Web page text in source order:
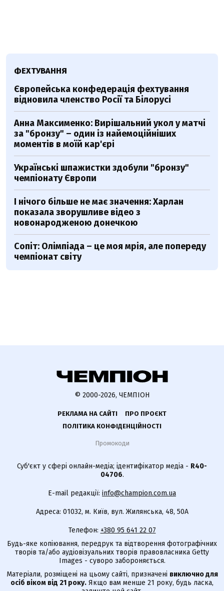
ФЕХТУВАННЯ
Європейська конфедерація фехтування
відновила членство Росії та Білорусі
Анна Максименко: Вирішальний укол у матчі
за "бронзу" – один із найемоційніших
моментів в моїй кар'єрі
Українські шпажистки здобули "бронзу"
чемпіонату Європи
І нічого більше не має значення: Харлан
показала зворушливе відео з
новонародженою донечкою
Сопіт: Олімпіада – це моя мрія, але попереду
чемпіонат світу
© 2000-2026, ЧЕМПІОН
РЕКЛАМА НА САЙТІ
ПРО ПРОЄКТ
ПОЛІТИКА КОНФІДЕНЦІЙНОСТІ
Промокоди
Суб'єкт у сфері онлайн-медіа; ідентифікатор медіа - R40-
04706.
E-mail редакції: info@champion.com.ua
Адреса: 01032, м. Київ, вул. Жилянська, 48, 50А
Телефон: +380 95 641 22 07
Будь-яке копіювання, передрук та відтворення фотографічних
творів та/або аудіовізуальних творів правовласника Getty
Images - суворо забороняється.
Матеріали, розміщені на цьому сайті, призначені виключно для
осіб віком від 21 року. Якщо вам менше 21 року, будь ласка,